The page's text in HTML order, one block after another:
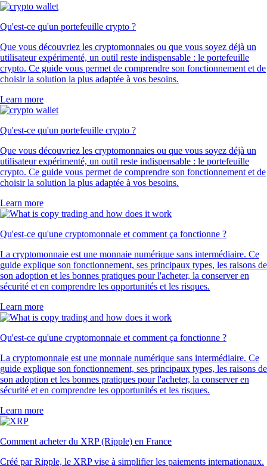
Qu'est-ce qu'un portefeuille crypto ?
Que vous découvriez les cryptomonnaies ou que vous soyez déjà un
utilisateur expérimenté, un outil reste indispensable : le portefeuille
crypto. Ce guide vous permet de comprendre son fonctionnement et de
choisir la solution la plus adaptée à vos besoins.
Learn more
Qu'est-ce qu'un portefeuille crypto ?
Que vous découvriez les cryptomonnaies ou que vous soyez déjà un
utilisateur expérimenté, un outil reste indispensable : le portefeuille
crypto. Ce guide vous permet de comprendre son fonctionnement et de
choisir la solution la plus adaptée à vos besoins.
Learn more
Qu'est-ce qu'une cryptomonnaie et comment ça fonctionne ?
La cryptomonnaie est une monnaie numérique sans intermédiaire. Ce
guide explique son fonctionnement, ses principaux types, les raisons de
son adoption et les bonnes pratiques pour l'acheter, la conserver en
sécurité et en comprendre les opportunités et les risques.
Learn more
Qu'est-ce qu'une cryptomonnaie et comment ça fonctionne ?
La cryptomonnaie est une monnaie numérique sans intermédiaire. Ce
guide explique son fonctionnement, ses principaux types, les raisons de
son adoption et les bonnes pratiques pour l'acheter, la conserver en
sécurité et en comprendre les opportunités et les risques.
Learn more
Comment acheter du XRP (Ripple) en France
Créé par Ripple, le XRP vise à simplifier les paiements internationaux.